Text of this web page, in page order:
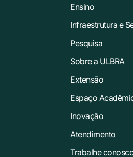
Ensino
Infraestrutura e
Pesquisa
Sobre a ULBRA
Extensão
Espaço
Inovação
Atendimento
Trabalhe